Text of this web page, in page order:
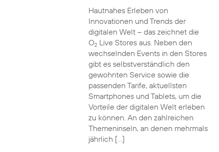
Hautnahes Erleben von
Innovationen und Trends der
digitalen Welt – das zeichnet die
O2Live Stores aus. Neben den
wechselnden Events in den Stores
gibt es selbstverständlich den
gewohnten Service sowie die
passenden Tarife, aktuellsten
Smartphones und Tablets, um die
Vorteile der digitalen Welt erleben
zu können. An den zahlreichen
Themeninseln, an denen mehrmals
jährlich […]